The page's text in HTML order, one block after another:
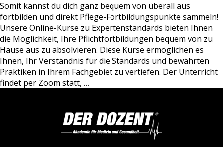
Somit kannst du dich ganz bequem von überall aus
fortbilden und direkt Pflege-Fortbildungspunkte sammeln!
Unsere Online-Kurse zu Expertenstandards bieten Ihnen
die Möglichkeit, Ihre Pflichtfortbildungen bequem von zu
Hause aus zu absolvieren. Diese Kurse ermöglichen es
Ihnen, Ihr Verständnis für die Standards und bewährten
Praktiken in Ihrem Fachgebiet zu vertiefen. Der Unterricht
findet per Zoom statt, …